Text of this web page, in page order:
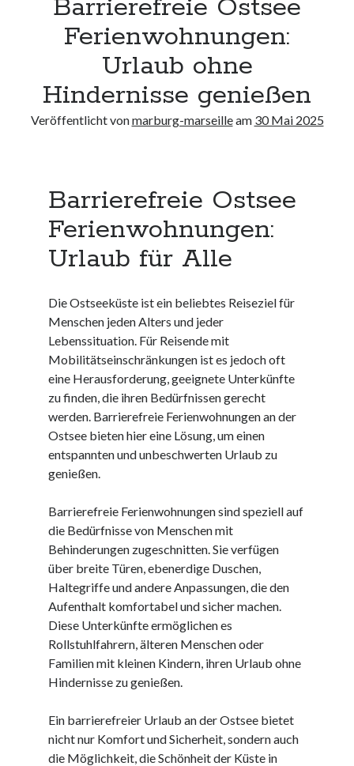
Neueste Kommentare
Keine Kommentare vorhanden.
Archiv
August 2026
Juli 2026
März 2026
Februar 2026
Januar 2026
Dezember 2025
Januar 2025
Dezember 2024
Barrierefreie Ostsee
Ferienwohnungen:
Urlaub ohne
Hindernisse genießen
Veröffentlicht vonmarburg-marseilleam 30 Mai 2025
Barrierefreie Ostsee
Ferienwohnungen:
Urlaub für Alle
Die Ostseeküste ist ein beliebtes Reiseziel für
Menschen jeden Alters und jeder
Lebenssituation. Für Reisende mit
Mobilitätseinschränkungen ist es jedoch oft
eine Herausforderung, geeignete Unterkünfte
zu finden, die ihren Bedürfnissen gerecht
werden. Barrierefreie Ferienwohnungen an der
Ostsee bieten hier eine Lösung, um einen
entspannten und unbeschwerten Urlaub zu
genießen.
Barrierefreie Ferienwohnungen sind speziell auf
die Bedürfnisse von Menschen mit
Behinderungen zugeschnitten. Sie verfügen
über breite Türen, ebenerdige Duschen,
Haltegriffe und andere Anpassungen, die den
Aufenthalt komfortabel und sicher machen.
Diese Unterkünfte ermöglichen es
Rollstuhlfahrern, älteren Menschen oder
Familien mit kleinen Kindern, ihren Urlaub ohne
Hindernisse zu genießen.
Ein barrierefreier Urlaub an der Ostsee bietet
nicht nur Komfort und Sicherheit, sondern auch
die Möglichkeit, die Schönheit der Küste in